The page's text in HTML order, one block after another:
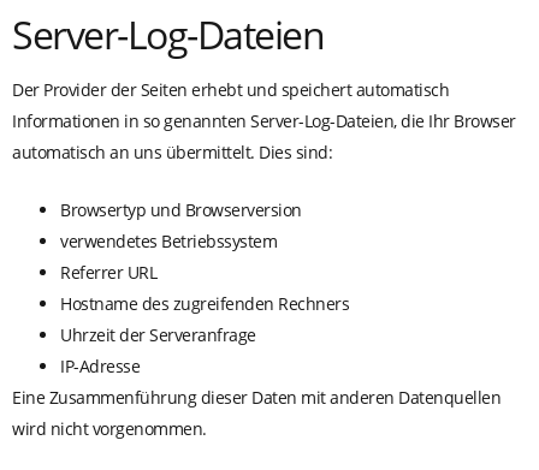
Server-Log-Dateien
Der Provider der Seiten erhebt und speichert automatisch
Informationen in so genannten Server-Log-Dateien, die Ihr Browser
automatisch an uns übermittelt. Dies sind:
Browsertyp und Browserversion
verwendetes Betriebssystem
Referrer URL
Hostname des zugreifenden Rechners
Uhrzeit der Serveranfrage
IP-Adresse
Eine Zusammenführung dieser Daten mit anderen Datenquellen
wird nicht vorgenommen.